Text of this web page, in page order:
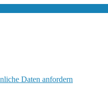
Daten anfordern